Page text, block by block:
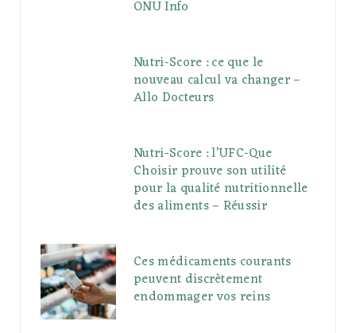
ONU Info
Nutri-Score : ce que le
nouveau calcul va changer –
Allo Docteurs
Nutri-Score : l’UFC-Que
Choisir prouve son utilité
pour la qualité nutritionnelle
des aliments – Réussir
Ces médicaments courants
peuvent discrètement
endommager vos reins